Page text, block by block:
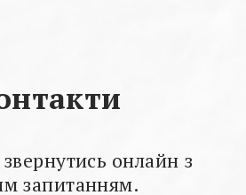
онлайн з
запитанням.